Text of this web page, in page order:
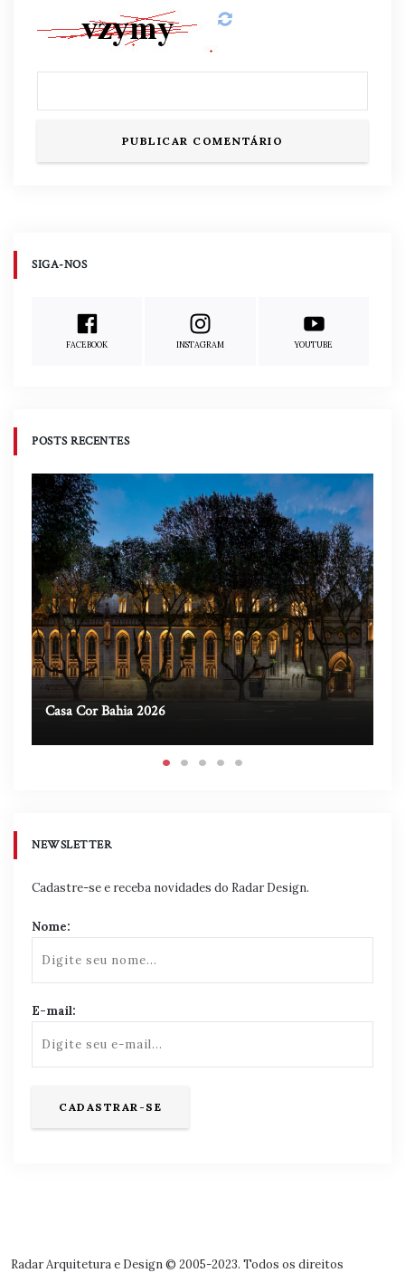
SIGA-NOS
FACEBOOK INSTAGRAM YOUTUBE
POSTS RECENTES
Casa Cor Bahia 2026
NEWSLETTER
Cadastre-se e receba novidades do Radar Design.
Nome:
E-mail:
Radar Arquitetura e Design © 2005-2023. Todos os direitos